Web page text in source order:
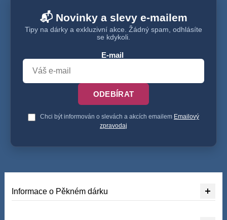
📬 Novinky a slevy e-mailem
Tipy na dárky a exkluzivní akce. Žádný spam, odhlásíte
se kdykoli.
E-mail
ODEBÍRAT
Chci být informován o slevách a akcích emailem Emailový
zpravodaj
Informace o Pěkném dárku